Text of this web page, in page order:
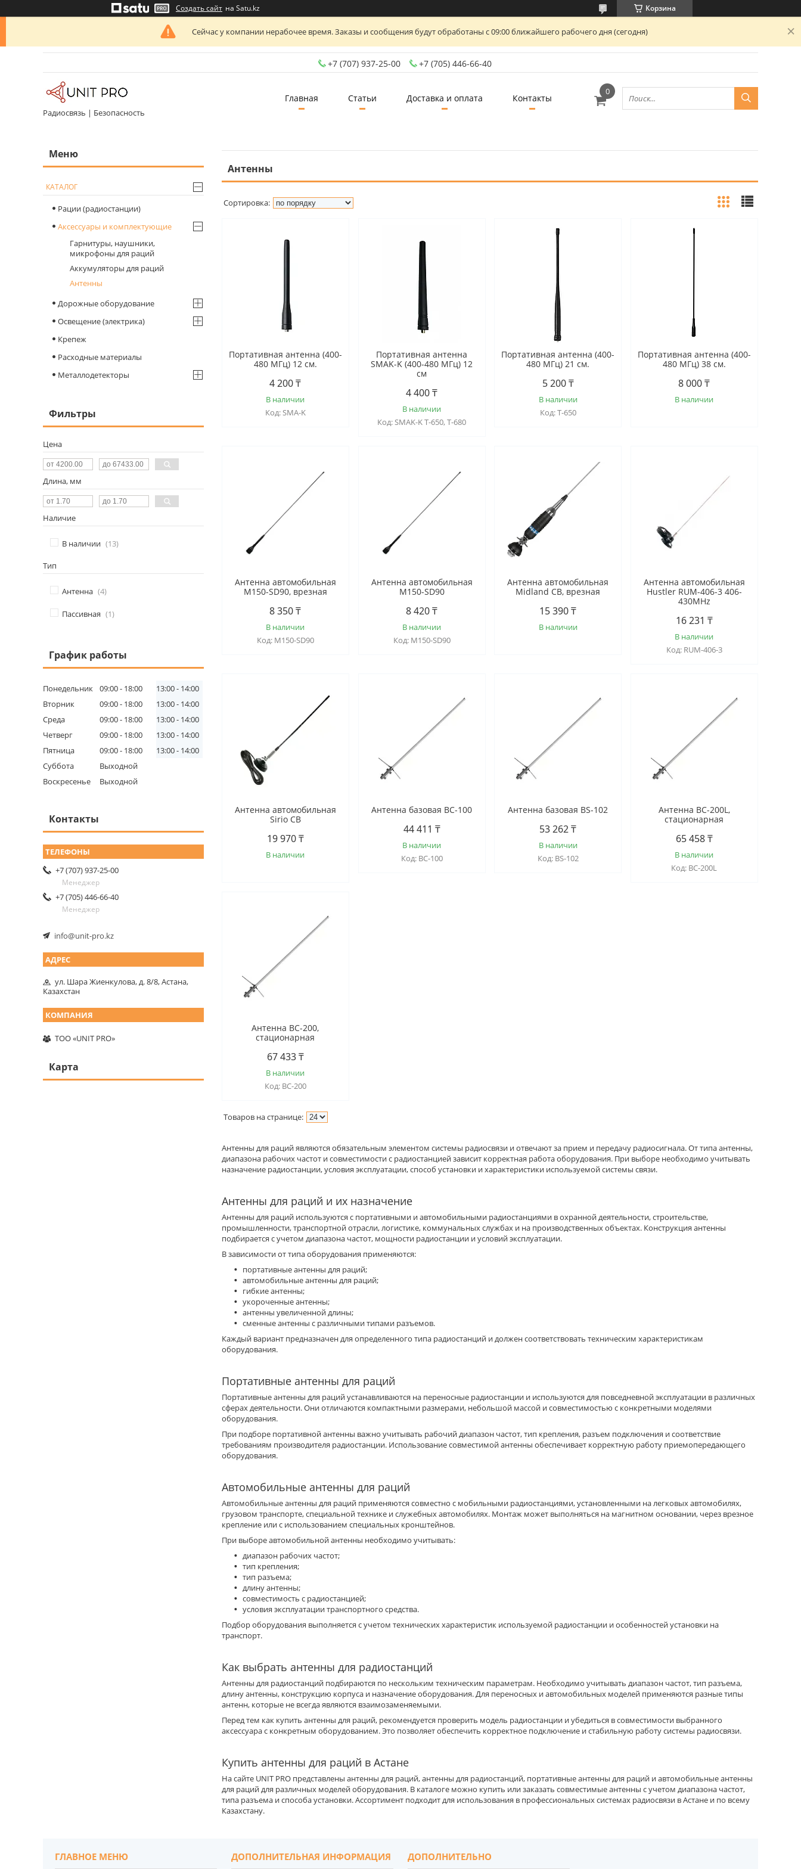
Создать сайт на Satu.kz Корзина
Сейчас у компании нерабочее время. Заказы и сообщения будут обработаны с 09:00 ближайшего рабочего дня (сегодня)
+7 (707) 937-25-00 +7 (705) 446-66-40
Радиосвязь | Безопасность
Главная Статьи Доставка и оплата Контакты
Антенны
Портативная антенна (400-
480 МГц) 12 см.
4 200 ₸
В наличии
SMA-K
Портативная антенна
SMAK-K (400-480 МГц) 12
см
4 400 ₸
В наличии
SMAK-K T-650, T-680
Портативная антенна (400-
480 МГц) 21 см.
5 200 ₸
В наличии
T-650
Портативная антенна (400-
480 МГц) 38 см.
8 000 ₸
В наличии
Антенна автомобильная
M150-SD90, врезная
8 350 ₸
В наличии
M150-SD90
Антенна автомобильная
M150-SD90
8 420 ₸
В наличии
M150-SD90
Антенна автомобильная
Midland CB, врезная
15 390 ₸
В наличии
Антенна автомобильная
Hustler RUM-406-3 406-
430MHz
16 231 ₸
В наличии
RUM-406-3
Антенна автомобильная
Sirio CB
19 970 ₸
В наличии
Антенна базовая BC-100
44 411 ₸
В наличии
BC-100
Антенна базовая BS-102
53 262 ₸
В наличии
BS-102
Антенна BC-200L,
стационарная
65 458 ₸
В наличии
BC-200L
Антенна BC-200,
стационарная
67 433 ₸
В наличии
BC-200
Антенны для раций являются обязательным элементом системы радиосвязи и отвечают за прием и передачу радиосигнала. От типа антенны,
диапазона рабочих частот и совместимости с радиостанцией зависит корректная работа оборудования. При выборе необходимо учитывать
назначение радиостанции, условия эксплуатации, способ установки и характеристики используемой системы связи.
Антенны для раций и их назначение
Антенны для раций используются с портативными и автомобильными радиостанциями в охранной деятельности, строительстве,
промышленности, транспортной отрасли, логистике, коммунальных службах и на производственных объектах. Конструкция антенны
подбирается с учетом диапазона частот, мощности радиостанции и условий эксплуатации.
В зависимости от типа оборудования применяются:
портативные антенны для раций;
автомобильные антенны для раций;
гибкие антенны;
укороченные антенны;
антенны увеличенной длины;
сменные антенны с различными типами разъемов.
Каждый вариант предназначен для определенного типа радиостанций и должен соответствовать техническим характеристикам
оборудования.
Портативные антенны для раций
Портативные антенны для раций устанавливаются на переносные радиостанции и используются для повседневной эксплуатации в различных
сферах деятельности. Они отличаются компактными размерами, небольшой массой и совместимостью с конкретными моделями
оборудования.
При подборе портативной антенны важно учитывать рабочий диапазон частот, тип крепления, разъем подключения и соответствие
требованиям производителя радиостанции. Использование совместимой антенны обеспечивает корректную работу приемопередающего
оборудования.
Автомобильные антенны для раций
Автомобильные антенны для раций применяются совместно с мобильными радиостанциями, установленными на легковых автомобилях,
грузовом транспорте, специальной технике и служебных автомобилях. Монтаж может выполняться на магнитном основании, через врезное
крепление или с использованием специальных кронштейнов.
При выборе автомобильной антенны необходимо учитывать:
диапазон рабочих частот;
тип крепления;
тип разъема;
длину антенны;
совместимость с радиостанцией;
условия эксплуатации транспортного средства.
Подбор оборудования выполняется с учетом технических характеристик используемой радиостанции и особенностей установки на
транспорт.
Как выбрать антенны для радиостанций
Антенны для радиостанций подбираются по нескольким техническим параметрам. Необходимо учитывать диапазон частот, тип разъема,
длину антенны, конструкцию корпуса и назначение оборудования. Для переносных и автомобильных моделей применяются разные типы
антенн, которые не всегда являются взаимозаменяемыми.
Перед тем как купить антенны для раций, рекомендуется проверить модель радиостанции и убедиться в совместимости выбранного
аксессуара с конкретным оборудованием. Это позволяет обеспечить корректное подключение и стабильную работу системы радиосвязи.
Купить антенны для раций в Астане
На сайте UNIT PRO представлены антенны для раций, антенны для радиостанций, портативные антенны для раций и автомобильные антенны
для раций для различных моделей оборудования. В каталоге можно купить или заказать совместимые антенны с учетом диапазона частот,
типа разъема и способа установки. Ассортимент подходит для использования в профессиональных системах радиосвязи в Астане и по всему
Казахстану.
КАТАЛОГ
Рации (радиостанции)
Аксессуары и комплектующие
Гарнитуры, наушники,
микрофоны для раций
Аккумуляторы для раций
Антенны
Дорожные оборудование
Освещение (электрика)
Крепеж
Расходные материалы
Металлодетекторы
Фильтры
Цена
Длина, мм
Наличие
В наличии 13
Тип
Антенна 4
Пассивная 1
График работы
Понедельник 09:00 18:00 13:00
14:00
Вторник
09:00 18:00 13:00
14:00
Среда
09:00 18:00 13:00
14:00
Четверг
09:00 18:00 13:00
14:00
Пятница
09:00 18:00 13:00
14:00
Суббота
Выходной
Воскресенье
Выходной
Контакты
+7 (707) 937-25-00
Менеджер
+7 (705) 446-66-40
Менеджер
info@unit-pro.kz
ул. Шара Жиенкулова, д. 8/8, Астана,
Казахстан
ТОО «UNIT PRO»
Карта
ГЛАВНОЕ МЕНЮ ДОПОЛНИТЕЛЬНАЯ ИНФОРМАЦИЯ ДОПОЛНИТЕЛЬНО